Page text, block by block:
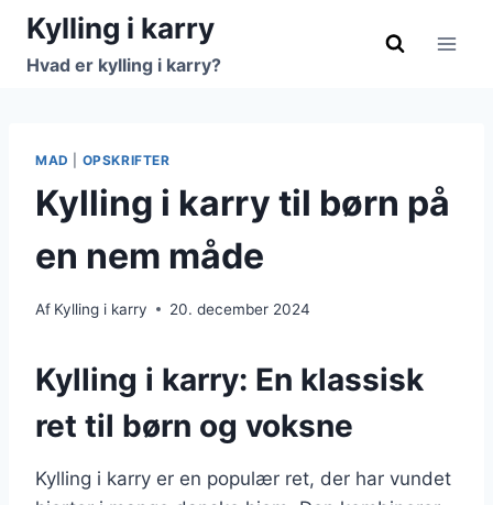
Fortsæt
indhold
Kylling i karry
Hvad er kylling i karry?
MAD OPSKRIFTER
Kylling i karry til børn på
en nem måde
Af Kylling i karry 20. december 2024
Kylling i karry: En klassisk
ret til børn og voksne
Kylling i karry er en populær ret, der har vundet